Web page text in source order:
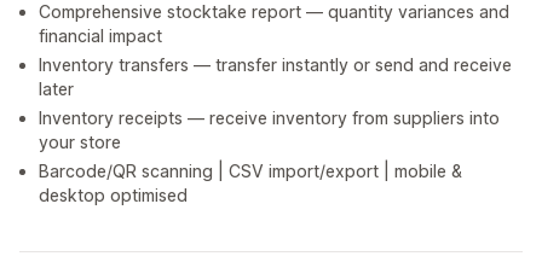
Comprehensive stocktake report — quantity variances and
financial impact
Inventory transfers — transfer instantly or send and receive
later
Inventory receipts — receive inventory from suppliers into
your store
Barcode/QR scanning | CSV import/export | mobile &
desktop optimised